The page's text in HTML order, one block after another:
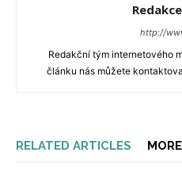
http://
Redakční tým internetového
článku nás můžete
RELATED ARTICLES